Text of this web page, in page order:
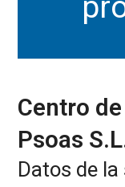
Centro
Psoas
Datos de